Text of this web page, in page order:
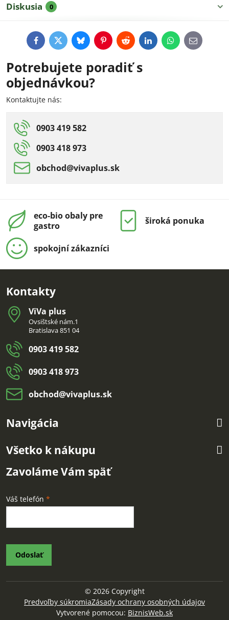
Diskusia 0
FacebookTwitterBlueskyPinterestRedditLinkedInWhatsApp
E-
mail
Potrebujete poradiť s
objednávkou?
Kontaktujte nás:
0903 419 582
0903 418 973
obchod​@vivaplus​.sk
eco-bio obaly pre
gastro
široká ponuka
spokojní zákazníci
Kontakty
ViVa plus
Ovsištské nám.1
Bratislava 851 04
0903 419 582
0903 418 973
obchod​@vivaplus​.sk
Navigácia
Všetko k nákupu
Zavoláme Vám späť
Váš telefón *
Odoslať
© 2026Copyright
Predvoľby súkromiaZásady ochrany osobných údajov
Vytvorené pomocou: BiznisWeb.sk